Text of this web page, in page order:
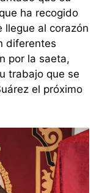
ha recogido
llegue al corazón
diferentes
por la saeta,
trabajo que se
el próximo